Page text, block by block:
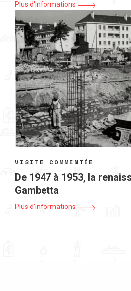
Plus d'informations
VISITE COMMENTÉE
De 1947 à 1953, la
Gambetta
Plus d'informations